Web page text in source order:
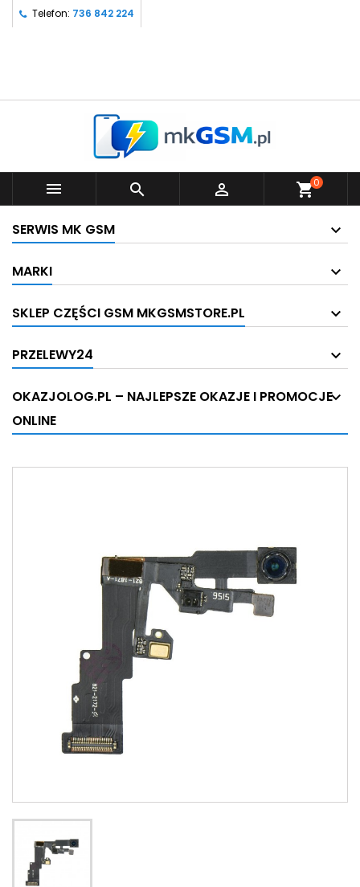
Telefon: 736 842 224
   shopping_cart0
SERWIS MK GSM
MARKI
SKLEP CZĘŚCI GSM MKGSMSTORE.PL
PRZELEWY24
OKAZJOLOG.PL – NAJLEPSZE OKAZJE I PROMOCJE
ONLINE